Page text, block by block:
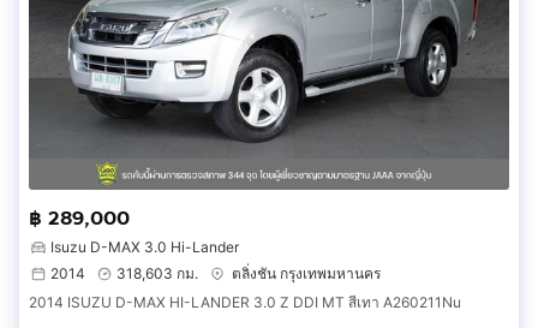
฿ 289,000
Isuzu D-MAX 3.0 Hi-Lander
2014
318,603 กม.
ตลิ่งชัน กรุงเทพมหานคร
2014 ISUZU D-MAX HI-LANDER 3.0 Z DDI MT สีเทา A260211Nu